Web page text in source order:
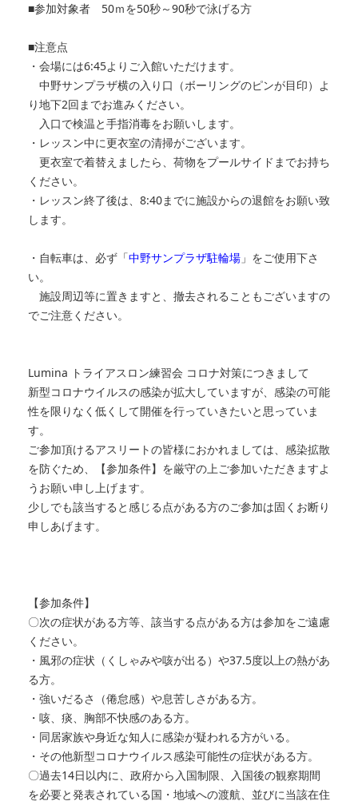
■参加対象者 50ｍを50秒～90秒で泳げる方
■注意点
・会場には6:45よりご入館いただけます。
中野サンプラザ横の入り口（ボーリングのピンが目印）よ
り地下2回までお進みください。
入口で検温と手指消毒をお願いします。
・レッスン中に更衣室の清掃がございます。
更衣室で着替えましたら、荷物をプールサイドまでお持ち
ください。
・レッスン終了後は、8:40までに施設からの退館をお願い致
します。
・自転車は、必ず「中野サンプラザ駐輪場」をご使用下さ
い。
施設周辺等に置きますと、撤去されることもございますの
でご注意ください。
Lumina トライアスロン練習会 コロナ対策につきまして
新型コロナウイルスの感染が拡大していますが、感染の可能
性を限りなく低くして開催を行っていきたいと思っていま
す。
ご参加頂けるアスリートの皆様におかれましては、感染拡散
を防ぐため、【参加条件】を厳守の上ご参加いただきますよ
うお願い申し上げます。
少しでも該当すると感じる点がある方のご参加は固くお断り
申しあげます。
【参加条件】
〇次の症状がある方等、該当する点がある方は参加をご遠慮
ください。
・風邪の症状（くしゃみや咳が出る）や37.5度以上の熱があ
る方。
・強いだるさ（倦怠感）や息苦しさがある方。
・咳、痰、胸部不快感のある方。
・同居家族や身近な知人に感染が疑われる方がいる。
・その他新型コロナウイルス感染可能性の症状がある方。
〇過去14日以内に、政府から入国制限、入国後の観察期間
を必要と発表されている国・地域への渡航、並びに当該在住